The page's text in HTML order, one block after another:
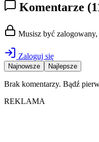
Komentarze
Musisz być
Zaloguj się
Najnowsze Najlepsze
Brak komentarzy. Bądź
REKLAMA